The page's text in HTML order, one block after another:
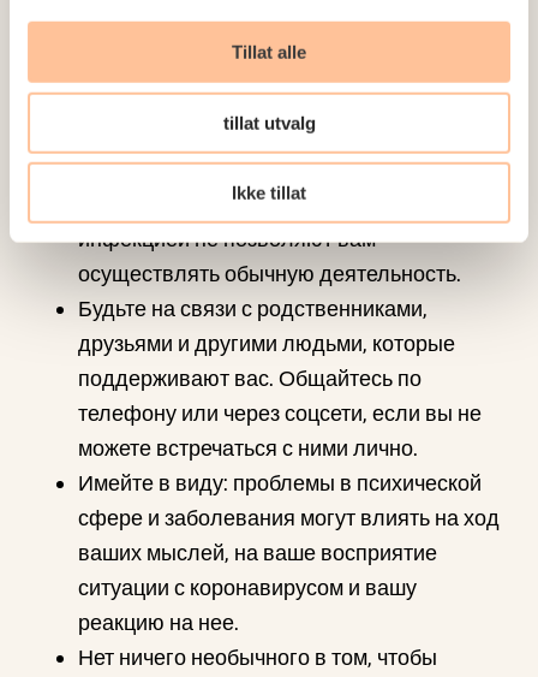
Tillat alle
tillat utvalg
Ikke tillat
со специалистами вашей медицинской
Очень важно следовать привычному
режиму и распорядку дня, особенно если
вы находитесь на карантине или в
изоляции либо если меры по борьбе с
инфекцией не позволяют вам
осуществлять обычную деятельность.
Будьте на связи с родственниками,
друзьями и другими людьми, которые
поддерживают вас. Общайтесь по
телефону или через соцсети, если вы не
можете встречаться с ними лично.
Имейте в виду: проблемы в психической
сфере и заболевания могут влиять на ход
ваших мыслей, на ваше восприятие
ситуации с коронавирусом и вашу
реакцию на нее.
Нет ничего необычного в том, чтобы